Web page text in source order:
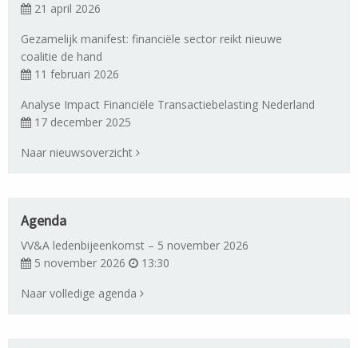
21 april 2026
Gezamelijk manifest: financiële sector reikt nieuwe
coalitie de hand
11 februari 2026
Analyse Impact Financiële Transactiebelasting Nederland
17 december 2025
Naar nieuwsoverzicht
Agenda
VV&A ledenbijeenkomst – 5 november 2026
5 november 2026
13:30
Naar volledige agenda